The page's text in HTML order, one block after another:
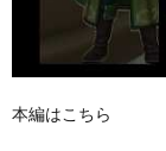
本編はこちら